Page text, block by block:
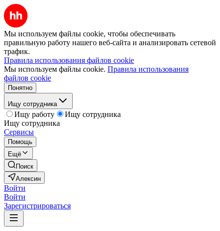
Мы используем файлы cookie, чтобы обеспечивать
правильную работу нашего веб-сайта и анализировать сетевой
трафик.
Правила использования файлов cookie
Мы используем файлы cookie. Правила использования
файлов cookie
Понятно
Ищу сотрудника
Ищу работу
Ищу сотрудника
Ищу сотрудника
Сервисы
Помощь
Ещё
Поиск
Алексин
Войти
Войти
Зарегистрироваться